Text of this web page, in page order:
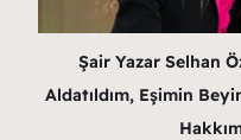
Şair Yazar Selhan
Aldatıldım, Eşimin